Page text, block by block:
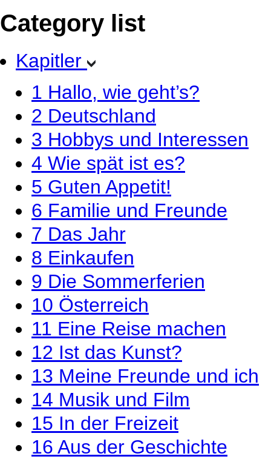
Category list
Kapitler
1 Hallo, wie geht’s?
2 Deutschland
3 Hobbys und Interessen
4 Wie spät ist es?
5 Guten Appetit!
6 Familie und Freunde
7 Das Jahr
8 Einkaufen
9 Die Sommerferien
10 Österreich
11 Eine Reise machen
12 Ist das Kunst?
13 Meine Freunde und ich
14 Musik und Film
15 In der Freizeit
16 Aus der Geschichte